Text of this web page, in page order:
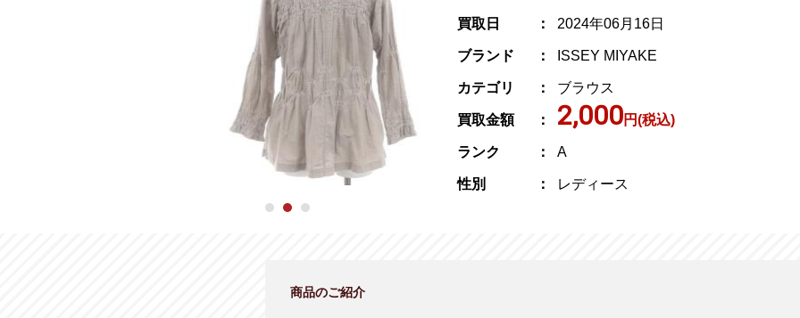
買取日 2024年06月16日
ブランド ISSEY MIYAKE
カテゴリ ブラウス
買取金額 2,000円(税込)
ランク A
性別 レディース
商品のご紹介